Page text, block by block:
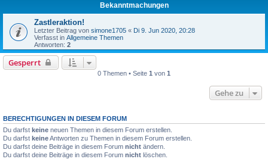
Bekanntmachungen
Zastleraktion!
Letzter Beitrag von simone1705 « Di 9. Jun 2020, 20:28
Verfasst in Allgemeine Themen
Antworten: 2
Gesperrt
0 Themen • Seite 1 von 1
Gehe zu
BERECHTIGUNGEN IN DIESEM FORUM
Du darfst keine neuen Themen in diesem Forum erstellen.
Du darfst keineAntworten zu Themen in diesem Forum erstellen.
Du darfst deine Beiträge in diesem Forum nicht ändern.
Du darfst deine Beiträge in diesem Forum nicht löschen.